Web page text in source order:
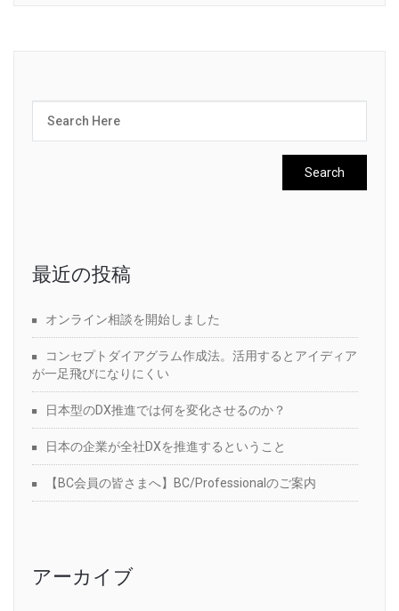
最近の投稿
オンライン相談を開始しました
コンセプトダイアグラム作成法。活用するとアイディア
が一足飛びになりにくい
日本型のDX推進では何を変化させるのか？
日本の企業が全社DXを推進するということ
【BC会員の皆さまへ】BC/Professionalのご案内
アーカイブ